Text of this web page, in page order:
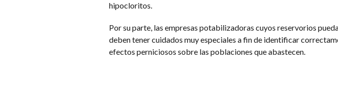
hipocloritos.
Por su parte, las empresas potabilizadoras cuyos reservorios
deben tener cuidados muy especiales a fin de identificar
efectos perniciosos sobre las poblaciones que abastecen.